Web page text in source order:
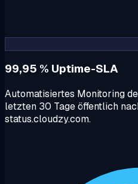
99,95 % Uptime-SLA
Automatisiertes Monitoring
letzten 30 Tage öffentlich
status.cloudzy.com.